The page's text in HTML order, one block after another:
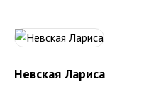
Невская Лариса